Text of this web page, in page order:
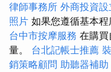
律師事務所 外商投資
照片 如果您遵循基本
台中市按摩服務 在購
量。 台北記帳士推薦
銷策略顧問 助聽器補助